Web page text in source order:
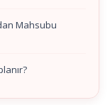
Mahsubu